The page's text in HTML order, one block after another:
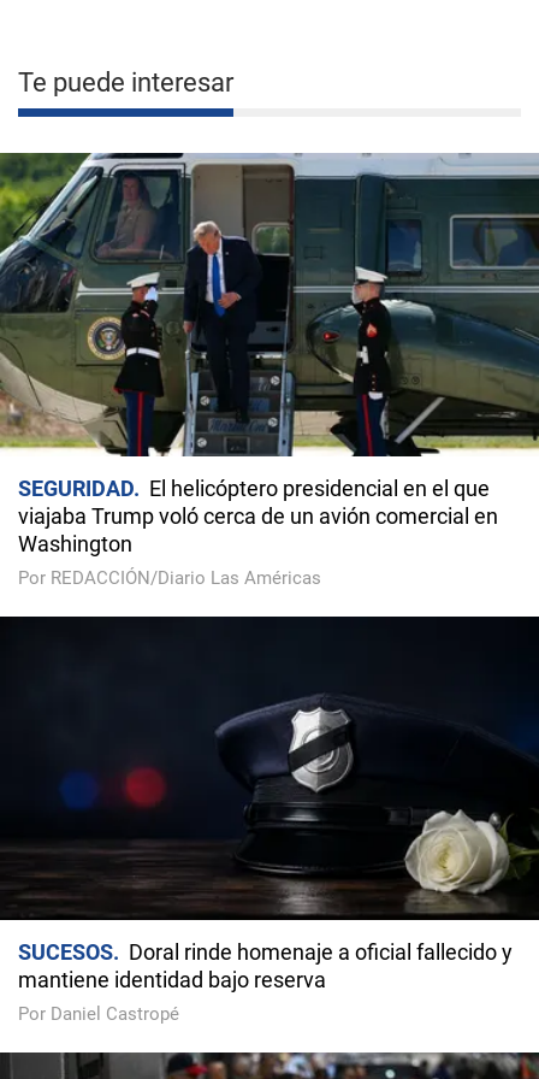
Te puede interesar
SEGURIDAD
El helicóptero presidencial en el que
viajaba Trump voló cerca de un avión comercial en
Washington
Por REDACCIÓN/Diario Las Américas
SUCESOS
Doral rinde homenaje a oficial fallecido y
mantiene identidad bajo reserva
Por Daniel Castropé